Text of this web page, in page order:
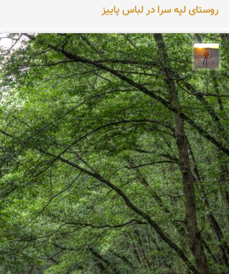
روستای لپه سرا در لباس پاییز
مهدی مخلصیان